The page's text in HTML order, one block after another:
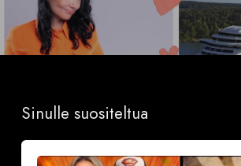
Sinulle suositeltua